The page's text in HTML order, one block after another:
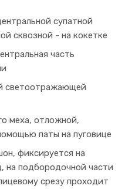
супатной
сквозной - на кокетке
часть
светоотражающей
меха, отложной,
паты на пуговице
фиксируется на
на подбородочной части
срезу проходит